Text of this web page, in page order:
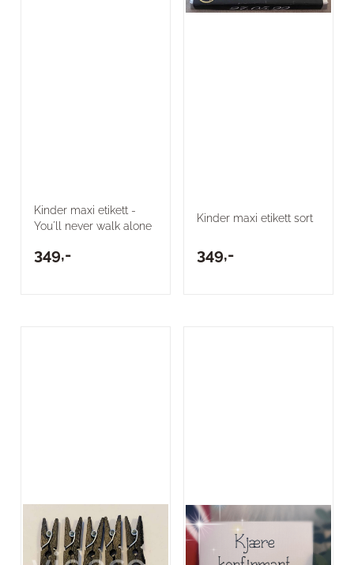
Kinder maxi etikett -
You´ll never walk alone
349,-
Kinder maxi etikett sort
349,-